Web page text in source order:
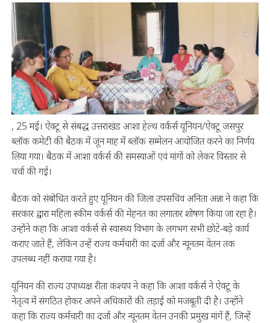
, 25 मई। ऐक्टू से संबद्ध उत्तराखंड आशा हेल्थ वर्कर्स यूनियन/ऐक्टू जसपुर
ब्लॉक कमेटी की बैठक में जून माह में ब्लॉक सम्मेलन आयोजित करने का निर्णय
लिया गया। बैठक में आशा वर्कर्स की समस्याओं एवं मांगों को लेकर विस्तार से
चर्चा की गई।
बैठक को संबोधित करते हुए यूनियन की जिला उपसचिव अनिता अन्ना ने कहा कि
सरकार द्वारा महिला स्कीम वर्कर्स की मेहनत का लगातार शोषण किया जा रहा है।
उन्होंने कहा कि आशा वर्कर्स से स्वास्थ्य विभाग के लगभग सभी छोटे-बड़े कार्य
कराए जाते हैं, लेकिन उन्हें राज्य कर्मचारी का दर्जा और न्यूनतम वेतन तक
उपलब्ध नहीं कराया गया है।
यूनियन की राज्य उपाध्यक्ष रीता कश्यप ने कहा कि आशा वर्कर्स ने ऐक्टू के
नेतृत्व में संगठित होकर अपने अधिकारों की लड़ाई को मजबूती दी है। उन्होंने
कहा कि राज्य कर्मचारी का दर्जा और न्यूनतम वेतन उनकी प्रमुख मांगें हैं, जिन्हें